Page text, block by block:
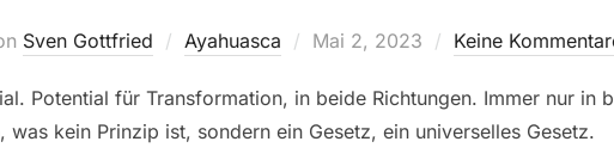
Sven Gottfried Ayahuasca
Veröffentlicht
Mai 2, 2023 Keine
Potential für Transformation, in beide Richtungen. Immer nur in
was kein Prinzip ist, sondern ein Gesetz, ein universelles Gesetz.